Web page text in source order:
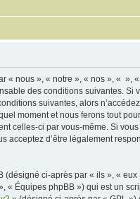
« nous », « notre », « nos », « »,
des conditions suivantes. Si
suivantes, alors
moment et nous ferons tout
celles-ci par vous-même. Si
acceptez d’être légalement
(désigné ci-après par « ils », «
« Équipes phpBB ») qui est un